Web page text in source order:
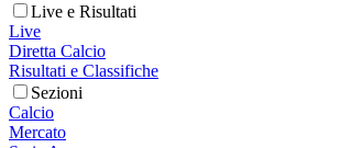
Live e Risultati
Live
Diretta Calcio
Risultati e Classifiche
Sezioni
Calcio
Mercato